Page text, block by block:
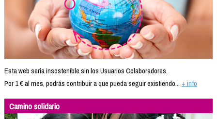
Esta web sería insostenible sin los Usuarios Colaboradores.
Por 1 € al mes, podrás contribuir a que pueda seguir existiendo... + info
Camino solidario